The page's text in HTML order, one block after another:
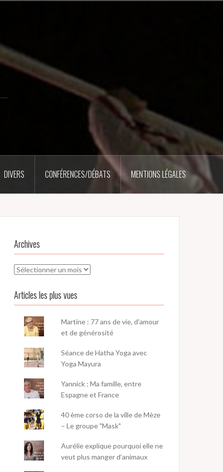
DIVERS CONFÉRENCES/DÉBATS MENTIONS LÉGALES
Archives
Archives
Articles les plus vues
Martine : 77 ans de vie, d'amour
et de générosité
Séance de Hatha Yoga avec
Yoga Mayura
Yannick : Ma famille, entre
Espagne et France
40 ème corso de la ville de Mèze
– Le groupe "Mask"
Aurélie explique pourquoi elle ne
veut plus manger d’animaux